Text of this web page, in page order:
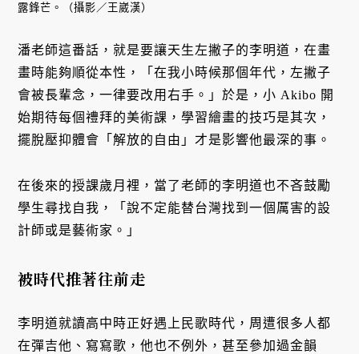
露鋒芒。（攝影／王崴漢）
潘老師這番話，就是要讓天生左撇子的李明道，在畫
畫時能夠順從本性，「在我小時候那個年代，左撇子
會被長輩念，一律要改用右手。」於是，小 Akibo 開
始期待每個禮拜的美術課，學習繪畫的技巧是其次，
擺脫壓抑體會「解放的自由」才是影響他最深的事。
在後來的授課歲月裡，當了老師的李明道也不吝鼓勵
學生尋找自我，「說不定能替台灣找到一個厲害的設
計師或是藝術家。」
被時代推著往前走
李明道就讀高中時正好遇上民歌時代，周遭很多人都
在彈吉他、寫寫歌，他也不例外，甚至參加過金韻